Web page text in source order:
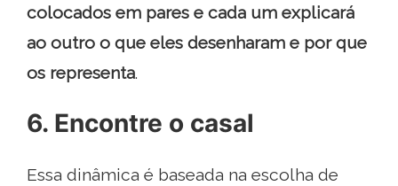
colocados em pares e cada um explicará
ao outro o que eles desenharam e por que
os representa.
6. Encontre o casal
Essa dinâmica é baseada na escolha de